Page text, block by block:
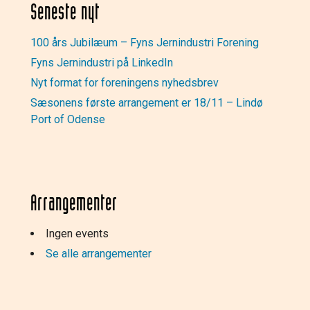
Seneste nyt
100 års Jubilæum – Fyns Jernindustri Forening
Fyns Jernindustri på LinkedIn
Nyt format for foreningens nyhedsbrev
Sæsonens første arrangement er 18/11 – Lindø
Port of Odense
Arrangementer
Ingen events
Se alle arrangementer